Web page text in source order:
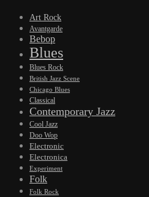
Art Rock
Avantgarde
Bebop
Blues
Blues Rock
British Jazz Scene
Chicago Blues
Classical
Contemporary Jazz
Cool Jazz
Doo Wop
Electronic
Electronica
Experiment
Folk
Folk Rock